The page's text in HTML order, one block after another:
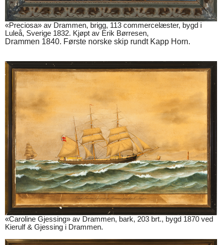
«Preciosa» av Drammen, brigg, 113 commercelæster, bygd i
Luleå, Sverige 1832. Kjøpt av Erik Børresen,
Drammen 1840. Første norske skip rundt Kapp Horn.
«Caroline Gjessing» av Drammen, bark, 203 brt., bygd 1870 ved
Kierulf & Gjessing i Drammen.